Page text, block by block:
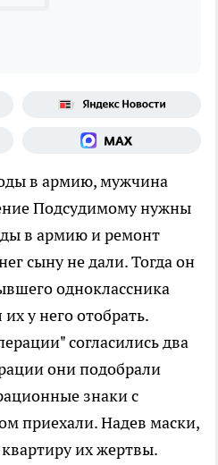
в армию, мужчина
Подсудимому нужны
в армию и ремонт
сыну не дали. Тогда он
одноклассника
у него отобрать.
согласились два
они подобрали
знаки с
приехали. Надев маски,
их жертвы.